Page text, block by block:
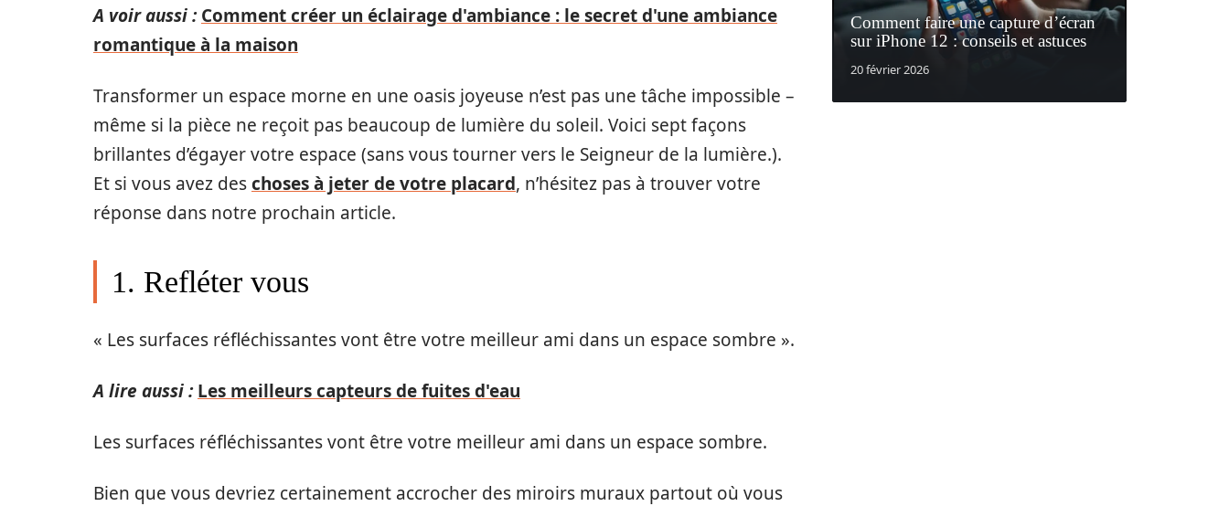
A voir aussi : Comment créer un éclairage d'ambiance : le secret d'une ambiance
romantique à la maison
Transformer un espace morne en une oasis joyeuse n’est pas une tâche impossible –
même si la pièce ne reçoit pas beaucoup de lumière du soleil. Voici sept façons
brillantes d’égayer votre espace (sans vous tourner vers le Seigneur de la lumière.).
Et si vous avez deschoses à jeter de votre placard, n’hésitez pas à trouver votre
réponse dans notre prochain article.
1. Refléter vous
« Les surfaces réfléchissantes vont être votre meilleur ami dans un espace sombre ».
A lire aussi : Les meilleurs capteurs de fuites d'eau
Les surfaces réfléchissantes vont être votre meilleur ami dans un espace sombre.
Bien que vous devriez certainement accrocher des miroirs muraux partout où vous
Comment faire une capture d’écran
sur iPhone 12 : conseils et astuces
20 février 2026